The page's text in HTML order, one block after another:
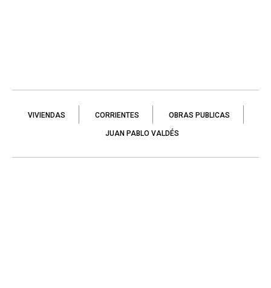
VIVIENDAS CORRIENTES OBRAS PUBLICAS
JUAN PABLO VALDÉS